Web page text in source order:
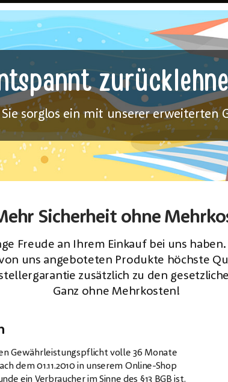
Sie sorglos ein mit unserer erweiterten
Sicherheit ohne
Freude an Ihrem Einkauf bei uns
uns angeboteten Produkte höchste
zusätzlich zu den
Ganz ohne Mehrkosten!
Gewährleistungspflicht volle 36 Monate
dem 01.11.2010 in unserem Online-Shop
ein Verbraucher im Sinne des §13 BGB ist.